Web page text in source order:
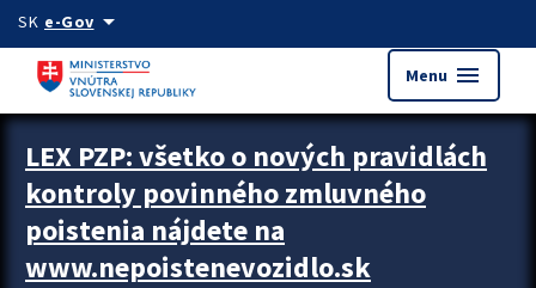
Preskocit na hlavný obsah
SK e-Govarrow_drop_down
Menu menu
Zastavit automatický posun upútavok
LEX PZP: všetko o nových pravidlách
kontroly povinného zmluvného
poistenia nájdete na
www.nepoistenevozidlo.sk